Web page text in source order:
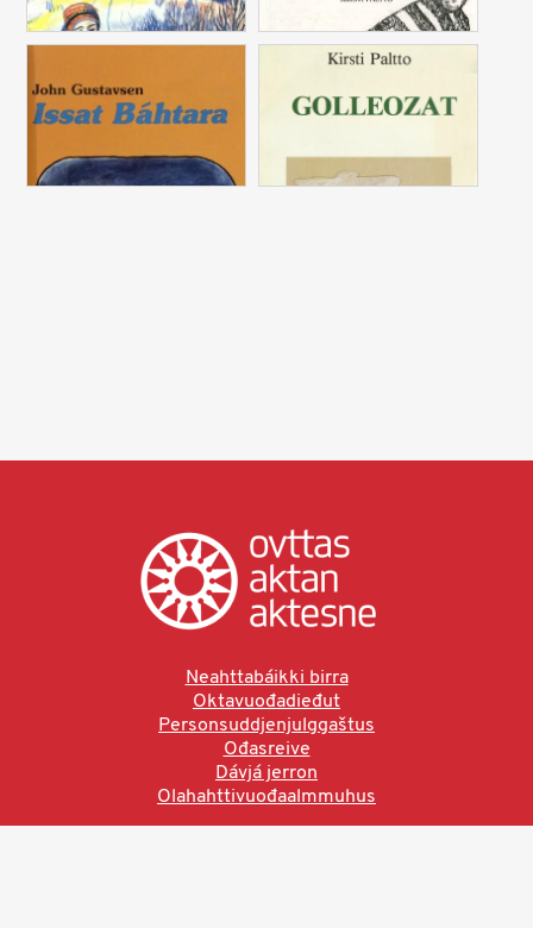
Neahttabáikki birra
Oktavuođadieđut
Personsuddjenjulggaštus
Ođasreive
Dávjá jerron
Olahahttivuođaalmmuhus